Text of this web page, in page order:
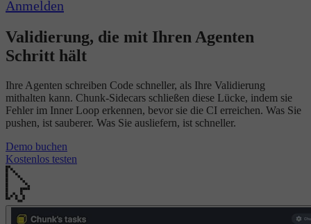
Anmelden
Validierung, die mit Ihren Agenten
Schritt hält
Ihre Agenten schreiben Code schneller, als Ihre Validierung
mithalten kann. Chunk-Sidecars schließen diese Lücke, indem sie
Fehler im Inner Loop erkennen, bevor sie die CI erreichen. Was Sie
pushen, ist sauberer. Was Sie ausliefern, ist schneller.
Demo buchen
Kostenlos testen